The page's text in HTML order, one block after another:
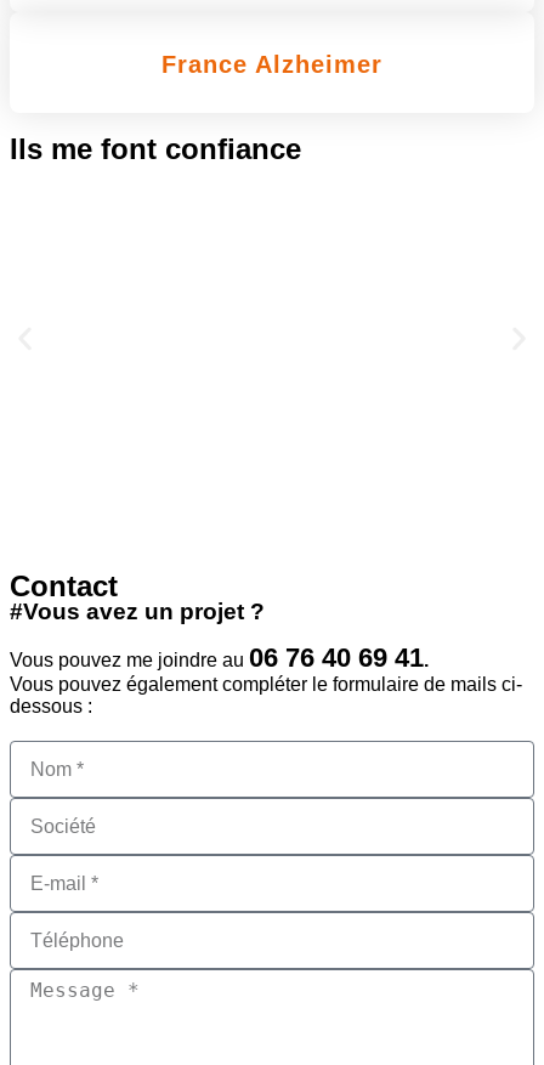
France Alzheimer
Ils me font confiance
Contact
#Vous avez un projet ?
Vous pouvez me joindre au 06 76 40 69 41.
Vous pouvez également compléter le formulaire de mails ci-
dessous :